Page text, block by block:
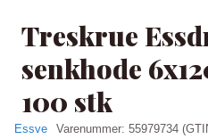
Treskrue
senkhode
100 stk
Essve Varenummer: 55979734